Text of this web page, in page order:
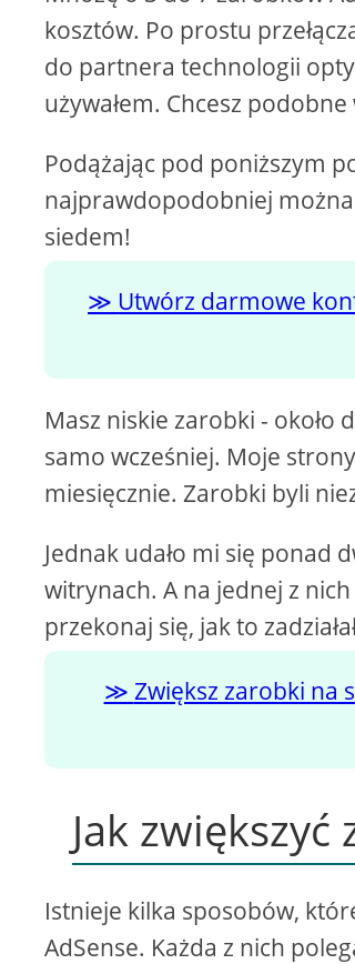
kosztów. Po prostu
do partnera technologii
używałem. Chcesz
Podążając pod poniższym
najprawdopodobniej
siedem!
Utwórz darmowe
Masz niskie zarobki - około
samo wcześniej. Moje
miesięcznie. Zarobki byli
Jednak udało mi się ponad
witrynach. A na jednej z
przekonaj się, jak to
Zwiększ zarobki na
Jak
Istnieje kilka sposobów,
AdSense. Każda z nich